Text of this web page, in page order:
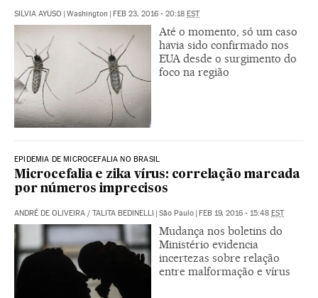
SILVIA AYUSO Washington FEB 23, 2016 - 20:18 EST
Até o momento, só um caso
havia sido confirmado nos
EUA desde o surgimento do
foco na região
EPIDEMIA DE MICROCEFALIA NO BRASIL
Microcefalia e zika vírus: correlação marcada
por números imprecisos
ANDRÉ DE OLIVEIRA / TALITA BEDINELLI São Paulo FEB 19, 2016 - 15:48 EST
Mudança nos boletins do
Ministério evidencia
incertezas sobre relação
entre malformação e vírus